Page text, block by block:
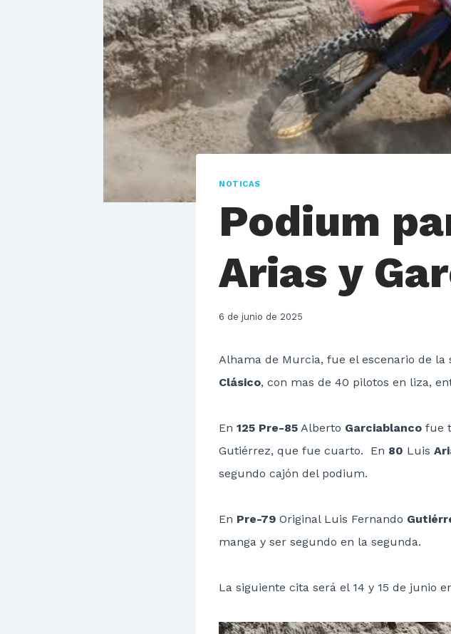
NOTICAS
Podium
Arias y
6 de junio de 2025
Alhama de Murcia, fue el escenario de la
Clásico, con mas de 40 pilotos en liza,
En 125 Pre-85 Alberto Garciablanco fue
Gutiérrez, que fue cuarto. En 80 Luis
segundo cajón del podium.
En Pre-79 Original Luis Fernando
manga y ser segundo en la segunda.
La siguiente cita será el 14 y 15 de junio